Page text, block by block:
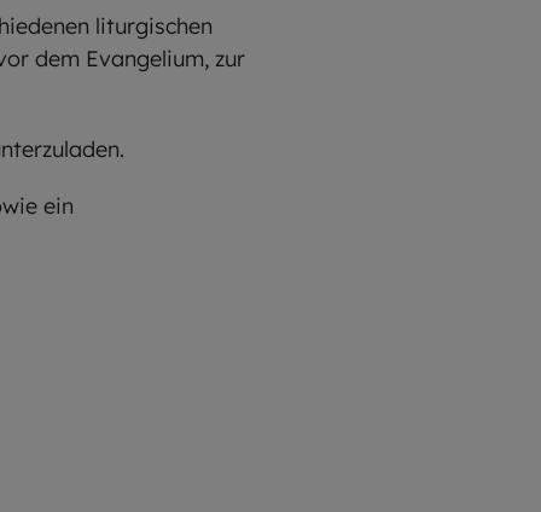
liturgischen
dem Evangelium, zur
ein